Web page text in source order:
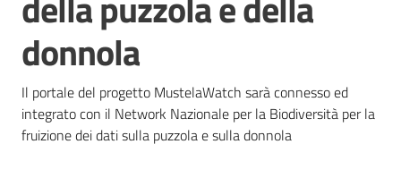
e
risorse
Citizen
Science
donnola
Il portale del progetto MustelaWatch sarà connesso ed
integrato con il Network Nazionale per la Biodiversità per la
fruizione dei dati sulla puzzola e sulla donnola